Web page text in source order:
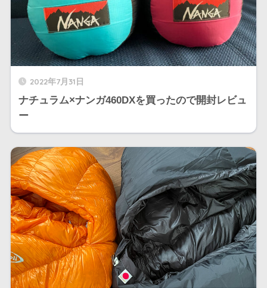
2022年7月31日
ナチュラム×ナンガ460DXを買ったので開封レビュ
ー